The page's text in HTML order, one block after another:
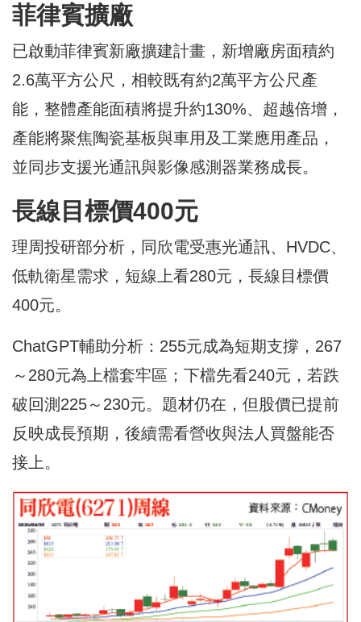
菲律賓擴廠
已啟動菲律賓新廠擴建計畫，新增廠房面積約
2.6萬平方公尺，相較既有約2萬平方公尺產
能，整體產能面積將提升約130%、超越倍增，
產能將聚焦陶瓷基板與車用及工業應用產品，
並同步支援光通訊與影像感測器業務成長。
長線目標價400元
理周投研部分析，同欣電受惠光通訊、HVDC、
低軌衛星需求，短線上看280元，長線目標價
400元。
ChatGPT輔助分析：255元成為短期支撐，267
～280元為上檔套牢區；下檔先看240元，若跌
破回測225～230元。題材仍在，但股價已提前
反映成長預期，後續需看營收與法人買盤能否
接上。